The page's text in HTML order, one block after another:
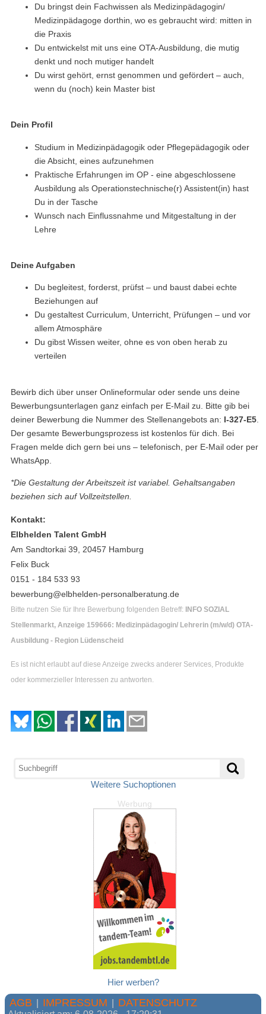
Du bringst dein Fachwissen als Medizinpädagogin/
Medizinpädagoge dorthin, wo es gebraucht wird: mitten in
die Praxis
Du entwickelst mit uns eine OTA-Ausbildung, die mutig
denkt und noch mutiger handelt
Du wirst gehört, ernst genommen und gefördert – auch,
wenn du (noch) kein Master bist
Dein Profil
Studium in Medizinpädagogik oder Pflegepädagogik oder
die Absicht, eines aufzunehmen
Praktische Erfahrungen im OP - eine abgeschlossene
Ausbildung als Operationstechnische(r) Assistent(in) hast
Du in der Tasche
Wunsch nach Einflussnahme und Mitgestaltung in der
Lehre
Deine Aufgaben
Du begleitest, forderst, prüfst – und baust dabei echte
Beziehungen auf
Du gestaltest Curriculum, Unterricht, Prüfungen – und vor
allem Atmosphäre
Du gibst Wissen weiter, ohne es von oben herab zu
verteilen
Bewirb dich über unser Onlineformular oder sende uns deine
Bewerbungsunterlagen ganz einfach per E-Mail zu. Bitte gib bei
deiner Bewerbung die Nummer des Stellenangebots an: I-327-E5
Der gesamte Bewerbungsprozess ist kostenlos für dich. Bei
Fragen melde dich gern bei uns – telefonisch, per E-Mail oder per
WhatsApp.
*Die Gestaltung der Arbeitszeit ist variabel. Gehaltsangaben
beziehen sich auf Vollzeitstellen.
Kontakt:
Elbhelden Talent GmbH
Am Sandtorkai 39, 20457 Hamburg
Felix Buck
0151 - 184 533 93
bewerbung@elbhelden-personalberatung.de
Bitte nutzen Sie für Ihre Bewerbung folgenden Betreff: INFO SOZIAL
Stellenmarkt, Anzeige 159666: Medizinpädagogin/ Lehrerin (m/w/d) OTA-
Ausbildung - Region Lüdenscheid
Es ist nicht erlaubt auf diese Anzeige zwecks anderer Services, Produkte
oder kommerzieller Interessen zu antworten.
Weitere Suchoptionen
Werbung
Hier werben?
AGB IMPRESSUM DATENSCHUTZ